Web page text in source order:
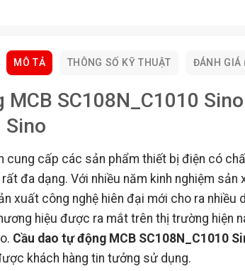
MÔ TẢ THÔNG SỐ KỸ THUẬT ĐÁNH GIÁ
MCB SC108N_C1010
Sino
cung cấp các sản phẩm thiết bị điện có
đa dạng. Với nhiều năm kinh nghiệm
xuất công nghệ hiên đại mới cho ra nhiều
hiệu được ra mắt trên thị trường hiện
Cầu dao tự động MCB SC108N_C1010
khách hàng tin tưởng sử dụng.